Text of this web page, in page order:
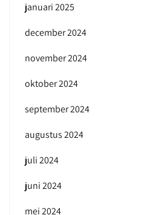
januari 2025
december 2024
november 2024
oktober 2024
september 2024
augustus 2024
juli 2024
juni 2024
mei 2024